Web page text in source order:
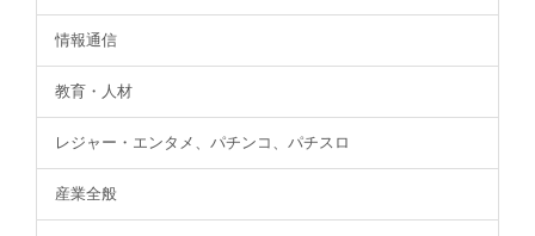
情報通信
教育・人材
レジャー・エンタメ、パチンコ、パチスロ
産業全般